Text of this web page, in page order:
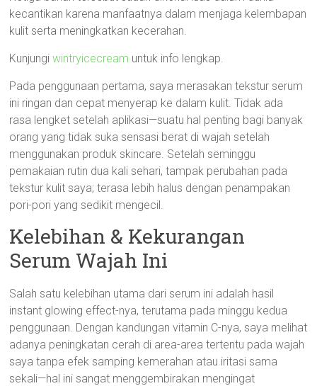
kecantikan karena manfaatnya dalam menjaga kelembapan
kulit serta meningkatkan kecerahan.
Kunjungiwintryicecream untuk info lengkap.
Pada penggunaan pertama, saya merasakan tekstur serum
ini ringan dan cepat menyerap ke dalam kulit. Tidak ada
rasa lengket setelah aplikasi—suatu hal penting bagi banyak
orang yang tidak suka sensasi berat di wajah setelah
menggunakan produk skincare. Setelah seminggu
pemakaian rutin dua kali sehari, tampak perubahan pada
tekstur kulit saya; terasa lebih halus dengan penampakan
pori-pori yang sedikit mengecil.
Kelebihan & Kekurangan
Serum Wajah Ini
Salah satu kelebihan utama dari serum ini adalah hasil
instant glowing effect-nya, terutama pada minggu kedua
penggunaan. Dengan kandungan vitamin C-nya, saya melihat
adanya peningkatan cerah di area-area tertentu pada wajah
saya tanpa efek samping kemerahan atau iritasi sama
sekali—hal ini sangat menggembirakan mengingat